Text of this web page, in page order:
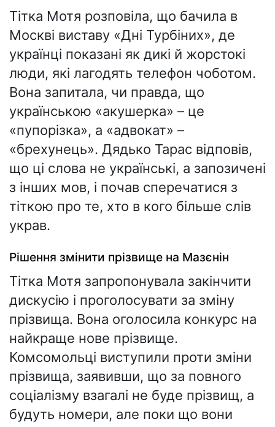
Тітка Мотя розповіла, що бачила в
Москві виставу «Дні Турбіних», де
українці показані як дикі й жорстокі
люди, які лагодять телефон чоботом.
Вона запитала, чи правда, що
українською «акушерка» – це
«пупорізка», а «адвокат» –
«брехунець». Дядько Тарас відповів,
що ці слова не українські, а запозичені
з інших мов, і почав сперечатися з
тіткою про те, хто в кого більше слів
украв.
Рішення змінити прізвище на Мазєнін
Тітка Мотя запропонувала закінчити
дискусію і проголосувати за зміну
прізвища. Вона оголосила конкурс на
найкраще нове прізвище.
Комсомольці виступили проти зміни
прізвища, заявивши, що за повного
соціалізму взагалі не буде прізвищ, а
будуть номери, але поки що вони